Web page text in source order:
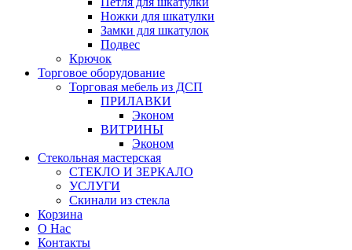
Ножки для шкатулки
Замки для шкатулок
Подвес
Крючок
Торговое оборудование
Торговая мебель из ДСП
ПРИЛАВКИ
Эконом
ВИТРИНЫ
Эконом
Стекольная мастерская
СТЕКЛО И ЗЕРКАЛО
УСЛУГИ
Скинали из стекла
Корзина
О Нас
Контакты